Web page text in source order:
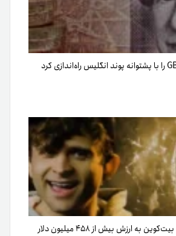
تتر و جک مالرز ۴,۸۱۲ بیت‌کوین به ارزش بیش از ۴۵۸ میلیون دلار